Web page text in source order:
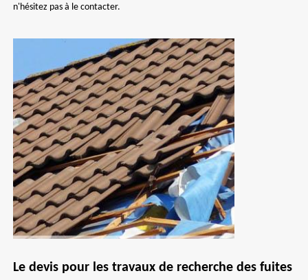
n'hésitez pas à le contacter.
Le devis pour les travaux de recherche des fuites